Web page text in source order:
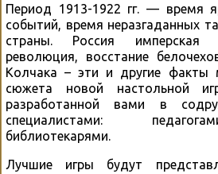
Период 1913-1922 гг. — время
событий, время неразгаданных
страны. Россия имперская
революция, восстание
Колчака – эти и другие факты
сюжета новой настольной
разработанной вами в
специалистами:
библиотекарями.
Лучшие игры будут